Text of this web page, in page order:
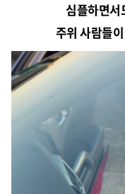
심플하면서
주위 사람들